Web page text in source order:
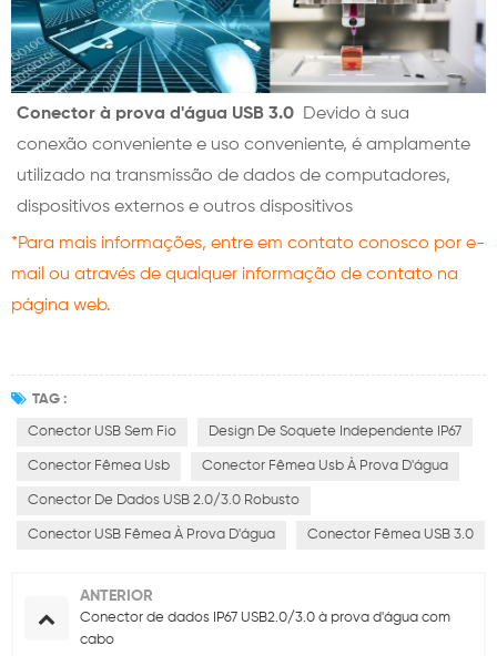
Conector à prova d'água USB 3.0
Devido à sua
conexão conveniente e uso conveniente, é amplamente
utilizado na transmissão de dados de computadores,
dispositivos externos e outros dispositivos
*Para mais informações, entre em contato conosco por e-
mail ou através de qualquer informação de contato na
página web.
TAG :
Conector USB Sem Fio Design De Soquete Independente IP67
Conector Fêmea Usb Conector Fêmea Usb À Prova D'água
Conector De Dados USB 2.0/3.0 Robusto
Conector USB Fêmea À Prova D'água Conector Fêmea USB 3.0
ANTERIOR
Conector de dados IP67 USB2.0/3.0 à prova d'água com
cabo